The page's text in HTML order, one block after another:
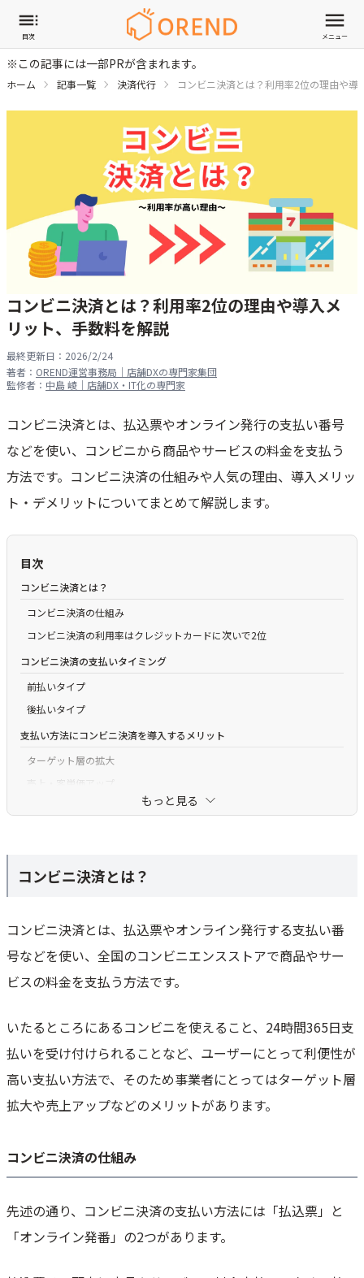
目次 メニュー
※この記事には一部PRが含まれます。
ホーム 記事一覧 決済代行 コンビニ決済とは？利用率2位の理由や導
コンビニ決済とは？利用率2位の理由や導入メ
リット、手数料を解説
最終更新日： 2026/2/24
著者： OREND運営事務局｜店舗DXの専門家集団
監修者： 中島 崚｜店舗DX・IT化の専門家
コンビニ決済とは、払込票やオンライン発行の支払い番号
などを使い、コンビニから商品やサービスの料金を支払う
方法です。コンビニ決済の仕組みや人気の理由、導入メリッ
ト・デメリットについてまとめて解説します。
目次
コンビニ決済とは？
コンビニ決済の仕組み
コンビニ決済の利用率はクレジットカードに次いで2位
コンビニ決済の支払いタイミング
前払いタイプ
後払いタイプ
支払い方法にコンビニ決済を導入するメリット
ターゲット層の拡大
売上・客単価アップ
ほぼリアルタイムの入金確認
ほかの支払い方法と比べたコンビニ決済のデメリット
紛失や期限切れへの対応が必要
支払い忘れが起こりやすい
コンビニ決済で発生する手数料
おすすめコンビニ決済代行サービスの比較表
サブスクペイ - サブスク管理シェア獲得 No.1 継続課金/月謝集金に特化/
最安水準2.5%~/教室&サブスク向け
月額パンダ - 初期＆月額0円/法人･個人/クレカ/口座振替/月謝,年会費,単
発/幅広い業種OK
会費ペイ - 初期月額0円/スクール/フィットネスジム/協会おすすめ/カー
コンビニ決済は人気上昇中！機会損失を防ぐためにも早めの導入を
もっと見る
コンビニ決済とは？
コンビニ決済とは、払込票やオンライン発行する支払い番
号などを使い、全国のコンビニエンスストアで商品やサー
ビスの料金を支払う方法です。
いたるところにあるコンビニを使えること、24時間365日支
払いを受け付けられることなど、ユーザーにとって利便性が
高い支払い方法で、そのため事業者にとってはターゲット層
拡大や売上アップなどのメリットがあります。
コンビニ決済の仕組み
先述の通り、コンビニ決済の支払い方法には「払込票」と
「オンライン発番」の2つがあります。